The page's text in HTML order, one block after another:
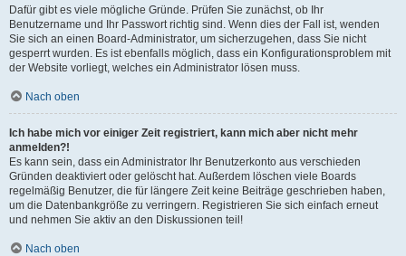
Dafür gibt es viele mögliche Gründe. Prüfen Sie zunächst, ob Ihr
Benutzername und Ihr Passwort richtig sind. Wenn dies der Fall ist, wenden
Sie sich an einen Board-Administrator, um sicherzugehen, dass Sie nicht
gesperrt wurden. Es ist ebenfalls möglich, dass ein Konfigurationsproblem mit
der Website vorliegt, welches ein Administrator lösen muss.
Nach oben
Ich habe mich vor einiger Zeit registriert, kann mich aber nicht mehr
anmelden?!
Es kann sein, dass ein Administrator Ihr Benutzerkonto aus verschieden
Gründen deaktiviert oder gelöscht hat. Außerdem löschen viele Boards
regelmäßig Benutzer, die für längere Zeit keine Beiträge geschrieben haben,
um die Datenbankgröße zu verringern. Registrieren Sie sich einfach erneut
und nehmen Sie aktiv an den Diskussionen teil!
Nach oben